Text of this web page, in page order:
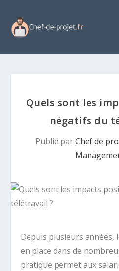
Quels sont les
négatifs du
Publié parChef de
Depuis plusieurs années,
en place dans de
pratique permet aux